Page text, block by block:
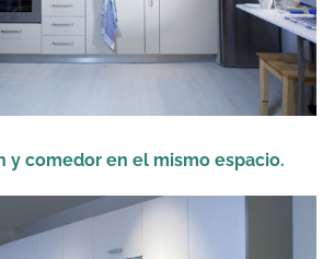
y comedor en el mismo espacio.